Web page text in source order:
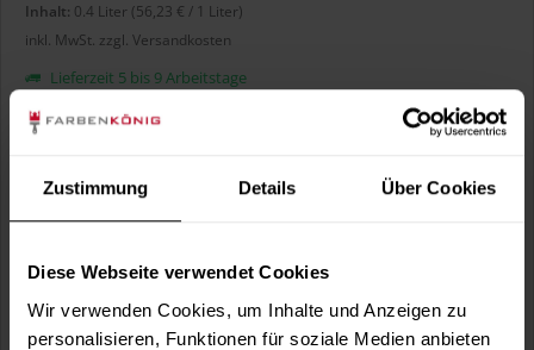
Zustimmung Details Über Cookies
Diese Webseite verwendet Cookies
Wir verwenden Cookies, um Inhalte und Anzeigen zu
personalisieren, Funktionen für soziale Medien anbieten
Inhalt: 0.4 Liter (56,23 € / 1 Liter)
inkl. MwSt. zzgl. Versandkosten
Lieferzeit 5 bis 9 Arbeitstage
Liter:
Verbrauch berechnen